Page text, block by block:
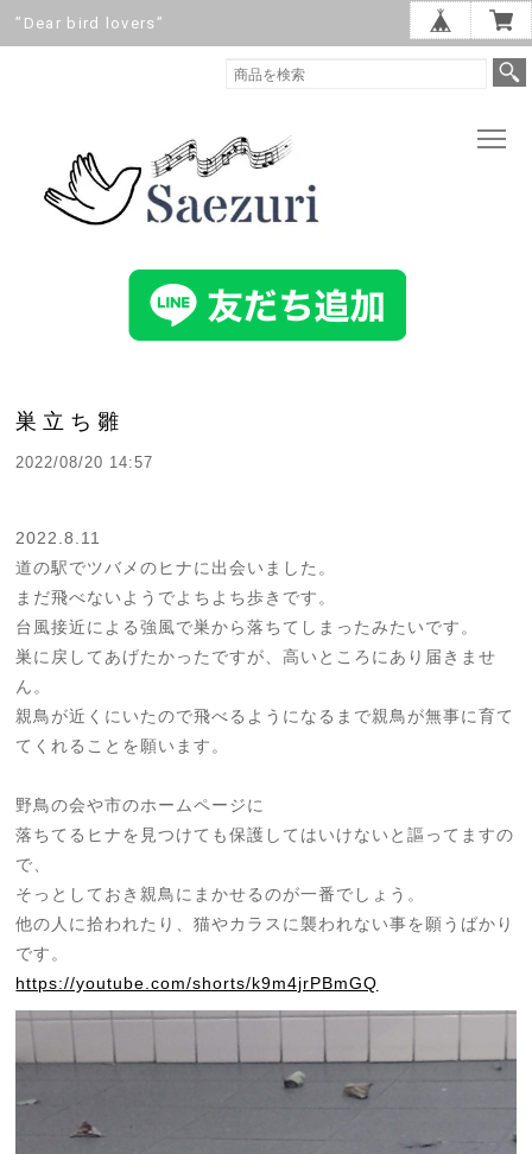
”Dear bird lovers”
巣立ち雛
2022/08/20 14:57
2022.8.11
道の駅でツバメのヒナに出会いました。
まだ飛べないようでよちよち歩きです。
台風接近による強風で巣から落ちてしまったみたいです。
巣に戻してあげたかったですが、高いところにあり届きませ
ん。
親鳥が近くにいたので飛べるようになるまで親鳥が無事に育て
てくれることを願います。
野鳥の会や市のホームページに
落ちてるヒナを見つけても保護してはいけないと謳ってますの
で、
そっとしておき親鳥にまかせるのが一番でしょう。
他の人に拾われたり、猫やカラスに襲われない事を願うばかり
です。
https://youtube.com/shorts/k9m4jrPBmGQ